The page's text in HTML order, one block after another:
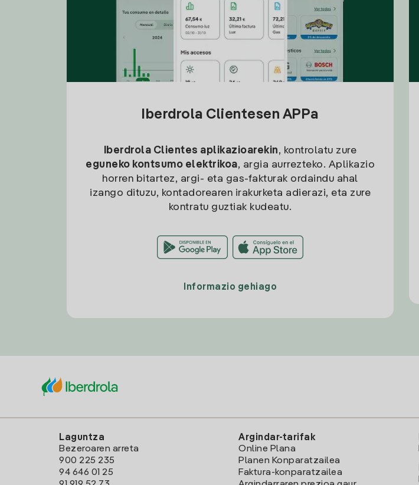
Iberdrola Clientesen APPa
Iberdrola Clientes aplikazioarekin, kontrolatu zure
eguneko kontsumo elektrikoa, argia aurrezteko. Aplikazio
horren bitartez, argi- eta gas-fakturak ordaindu ahal
izango dituzu, kontadorearen irakurketa adierazi, eta zure
kontratu guztiak kudeatu.
Informazio gehiago
Laguntza
Bezeroaren arreta
900 225 235
94 646 01 25
Argindar-tarifak
Online Plana
Planen Konparatzailea
Faktura-konparatzailea